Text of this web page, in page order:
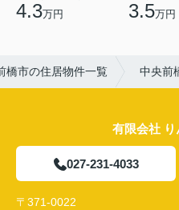
4.3万円 3.5万円
橋市の住居物件一覧 中央前
有限会社
027-231-4033
〒371-0022